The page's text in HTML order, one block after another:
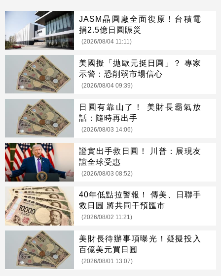
JASM晶圓廠全面復原！台積電
捐2.5億日圓賑災
(2026/08/04 11:11)
美國擬「拋歐元挺日圓」？ 專家
示警：恐削弱市場信心
(2026/08/04 09:39)
日圓有靠山了！ 美財長霸氣放
話：隨時再出手
(2026/08/03 14:06)
證實出手救日圓！ 川普：展現友
誼全球受惠
(2026/08/03 08:52)
40年低點拉警報！ 傳美、日聯手
救日圓 將共同干預匯市
(2026/08/02 11:21)
美財長待辦事項曝光！疑擬投入
百億美元買日圓
(2026/08/01 13:07)